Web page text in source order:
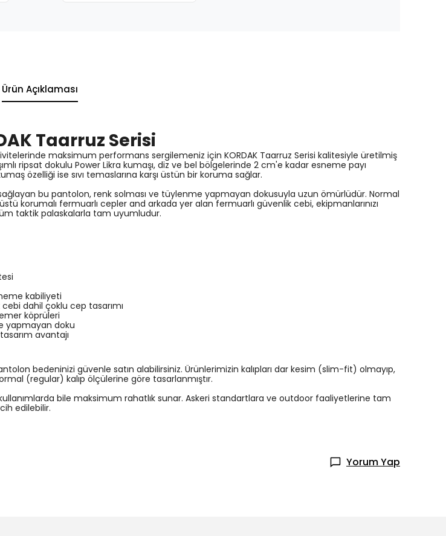
Ürün Açıklaması
Taarruz Serisi
maksimum performans sergilemeniz için KORDAK Taarruz Serisi kalitesiyle üretilmiş
ripsat dokulu Power Likra kumaşı, diz ve bel bölgelerinde 2 cm'e kadar esneme payı
özelliği ise sıvı temaslarına karşı üstün bir koruma sağlar.
bu pantolon, renk solması ve tüylenme yapmayan dokusuyla uzun ömürlüdür. Normal
korumalı fermuarlı cepler and arkada yer alan fermuarlı güvenlik cebi, ekipmanlarınızı
taktik palaskalarla tam uyumludur.
kabiliyeti
dahil çoklu cep tasarımı
köprüleri
yapmayan doku
avantajı
bedeninizi güvenle satın alabilirsiniz. Ürünlerimizin kalıpları dar kesim (slim-fit) olmayıp,
(regular) kalıp ölçülerine göre tasarlanmıştır.
bile maksimum rahatlık sunar. Askeri standartlara ve outdoor faaliyetlerine tam
edilebilir.
Yorum Yap